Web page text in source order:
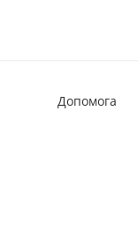
Допомога